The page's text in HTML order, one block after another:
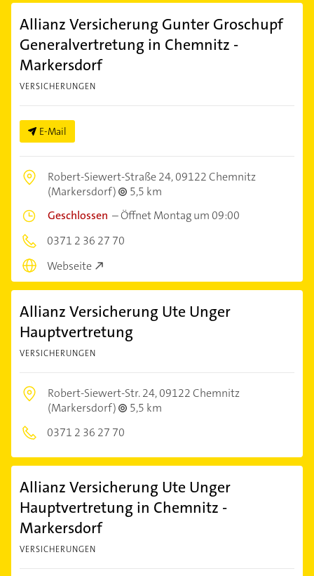
Allianz Versicherung Gunter Groschupf
Generalvertretung in Chemnitz -
Markersdorf
VERSICHERUNGEN
E-Mail
Robert-Siewert-Straße 24,09122 Chemnitz
(Markersdorf)
5,5 km
Geschlossen –Öffnet Montag um 09:00
0371 2 36 27 70
Webseite
Allianz Versicherung Ute Unger
Hauptvertretung
VERSICHERUNGEN
Robert-Siewert-Str. 24,09122 Chemnitz
(Markersdorf)
5,5 km
0371 2 36 27 70
Allianz Versicherung Ute Unger
Hauptvertretung in Chemnitz -
Markersdorf
VERSICHERUNGEN